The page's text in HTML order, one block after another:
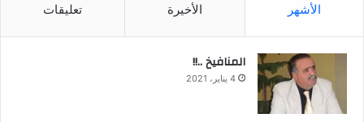
الأشهر الأخيرة تعليقات
المنافيخ ..!!
4 يناير، 2021